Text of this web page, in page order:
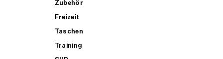
Zubehör
Freizeit
Taschen
Training